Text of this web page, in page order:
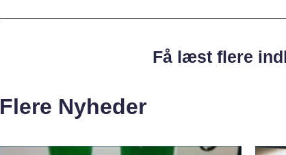
Få læst flere
Flere Nyheder